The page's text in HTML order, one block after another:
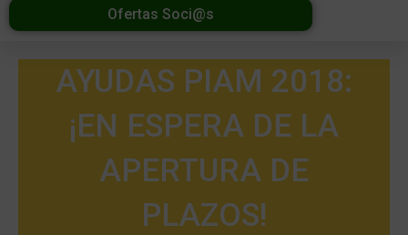
Ofertas Soci@s
AYUDAS PIAM 2018:
¡EN ESPERA DE LA
APERTURA DE
PLAZOS!